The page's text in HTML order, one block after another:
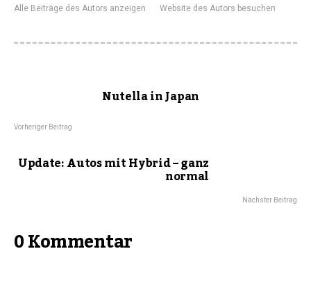
Alle Beiträge des Autors anzeigen Website des Autors besuchen
Nutella in Japan
Vorheriger Beitrag
Update: Autos mit Hybrid – ganz
normal
Nächster Beitrag
0 Kommentar